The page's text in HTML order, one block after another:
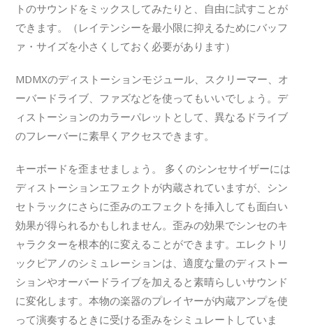
トのサウンドをミックスしてみたりと、自由に試すことが
できます。（レイテンシーを最小限に抑えるためにバッフ
ァ・サイズを小さくしておく必要があります）
MDMXのディストーションモジュール、スクリーマー、オ
ーバードライブ、ファズなどを使ってもいいでしょう。デ
ィストーションのカラーパレットとして、異なるドライブ
のフレーバーに素早くアクセスできます。
キーボードを歪ませましょう。 多くのシンセサイザーには
ディストーションエフェクトが内蔵されていますが、シン
セトラックにさらに歪みのエフェクトを挿入しても面白い
効果が得られるかもしれません。歪みの効果でシンセのキ
ャラクターを根本的に変えることができます。エレクトリ
ックピアノのシミュレーションは、適度な量のディストー
ションやオーバードライブを加えると素晴らしいサウンド
に変化します。本物の楽器のプレイヤーが内蔵アンプを使
って演奏するときに受ける歪みをシミュレートしていま